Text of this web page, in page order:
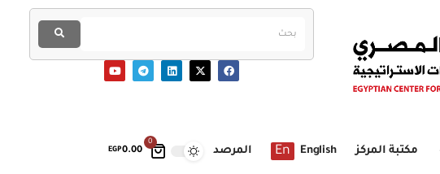
0
EGP0.00 مكتبة المركز English
En المرصد